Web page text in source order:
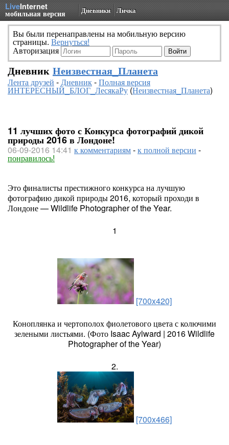
LiveInternet
мобильная версия Дневники Личка
Вы были перенаправлены на мобильную версию
страницы. Вернуться!
Авторизация
Дневник Неизвестная_Планета
Лента друзей -Дневник-Полная версия
ИНТЕРЕСНЫЙ_БЛОГ_ЛесякаРу(Неизвестная_Планета)
11 лучших фото с Конкурса фотографий дикой
природы 2016 в Лондоне!
06-09-2016 14:41 к комментариям-к полной версии -
понравилось!
Это финалисты престижного конкурса на лучшую
фотографию дикой природы 2016, который проходи в
Лондоне — Wildlife Photographer of the Year.
1
[700x420]
Коноплянка и чертополох фиолетового цвета с колючими
зелеными листьями. (Фото Isaac Aylward | 2016 Wildlife
Photographer of the Year)
2.
[700x466]